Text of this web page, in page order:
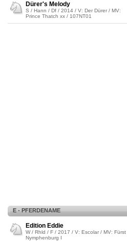
Dürer's Melody
S / Hann / Df / 2014 / V: Der Dürer / MV:
Prince Thatch xx / 107NT01
E - PFERDENAME
Edition Eddie
W / Rhld / F / 2017 / V: Escolar / MV: Fürst
Nymphenburg I